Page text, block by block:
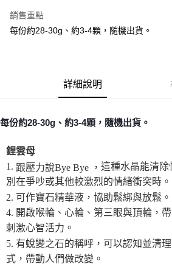
悠遊付
7-11取貨付款
每筆NT$80，滿NT$3,000(含以上)免運費
賣家宅配幫您送（台灣）
每筆NT$80，滿NT$3,000(含以上)免運費
郵局幫你送（離島）
每筆NT$80，滿NT$3,000(含以上)免運費
付款後門市自取
免運費
銷售重點
每份約28-30g、約3-4顆，隨機出貨。
詳細說明
每份約28-30g、約3-4顆，隨機出貨。
鋰雲母
1. 跟壓力說Bye Bye ， 這種水晶能清
別在爭吵或其他較激烈的情緒衝突時。
2. 可作寶石精華液，協助鬆綁與放鬆。
4. 開啟喉輪、心輪、第三眼與頂輪，
刺激心智活力。
5. 有蛻變之石的稱呼，可以認知並清
式，帶動人們做改變。